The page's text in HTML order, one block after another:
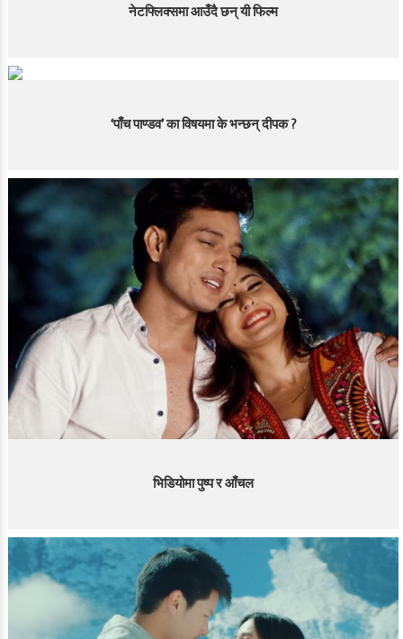
नेटफ्लिक्समा आउँदै छन् यी फिल्म
‘पाँच पाण्डव’ का विषयमा के भन्छन् दीपक ?
भिडियोमा पुष्प र आँचल